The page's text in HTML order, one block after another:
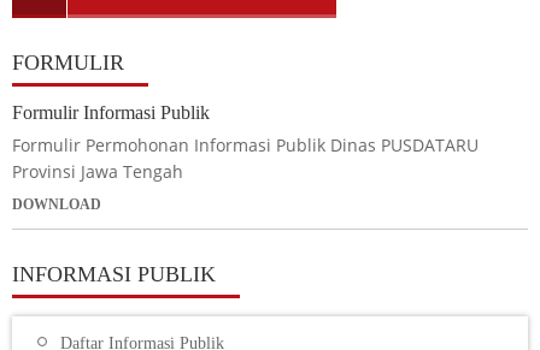
FORMULIR
Formulir Informasi Publik
Formulir Permohonan Informasi Publik Dinas PUSDATARU
Provinsi Jawa Tengah
DOWNLOAD
INFORMASI PUBLIK
Daftar Informasi Publik